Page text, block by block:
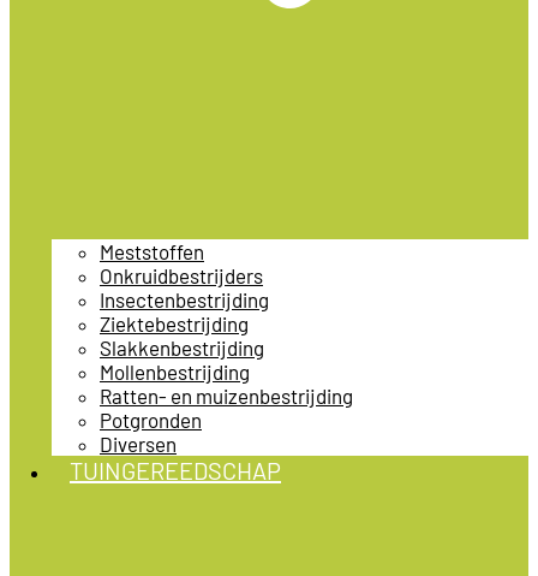
Meststoffen
Onkruidbestrijders
Insectenbestrijding
Ziektebestrijding
Slakkenbestrijding
Mollenbestrijding
Ratten- en muizenbestrijding
Potgronden
Diversen
TUINGEREEDSCHAP